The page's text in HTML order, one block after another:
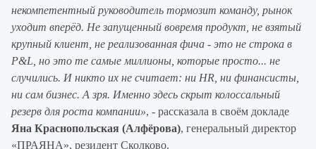
некомпетентный руководитель тормозит команду, рынок
уходит вперёд. Не запущенный вовремя продукт, не взятый
крупный клиент, не реализованная фича - это не строка в
P&L, но это те самые миллионы, которые просто... не
случились. И никто их не считает: ни HR, ни финансисты,
ни сам бизнес. А зря. Именно здесь скрыт колоссальный
резерв для роста компании», - рассказала в своём докладе
Яна Краснопольская (Алфёрова), генеральный директор
«ПРАЯНА», резидент Сколково.